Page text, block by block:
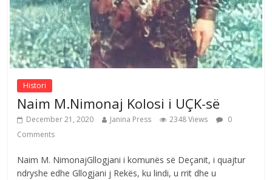
Histori
Naim M.Nimonaj Kolosi i UÇK-së
December 21, 2020 Janina Press 2348 Views
0
Comments
Naim M. NimonajGllogjani i komunës së Deçanit, i quajtur
ndryshe edhe Gllogjani j Rekës, ku lindi, u rrit dhe u